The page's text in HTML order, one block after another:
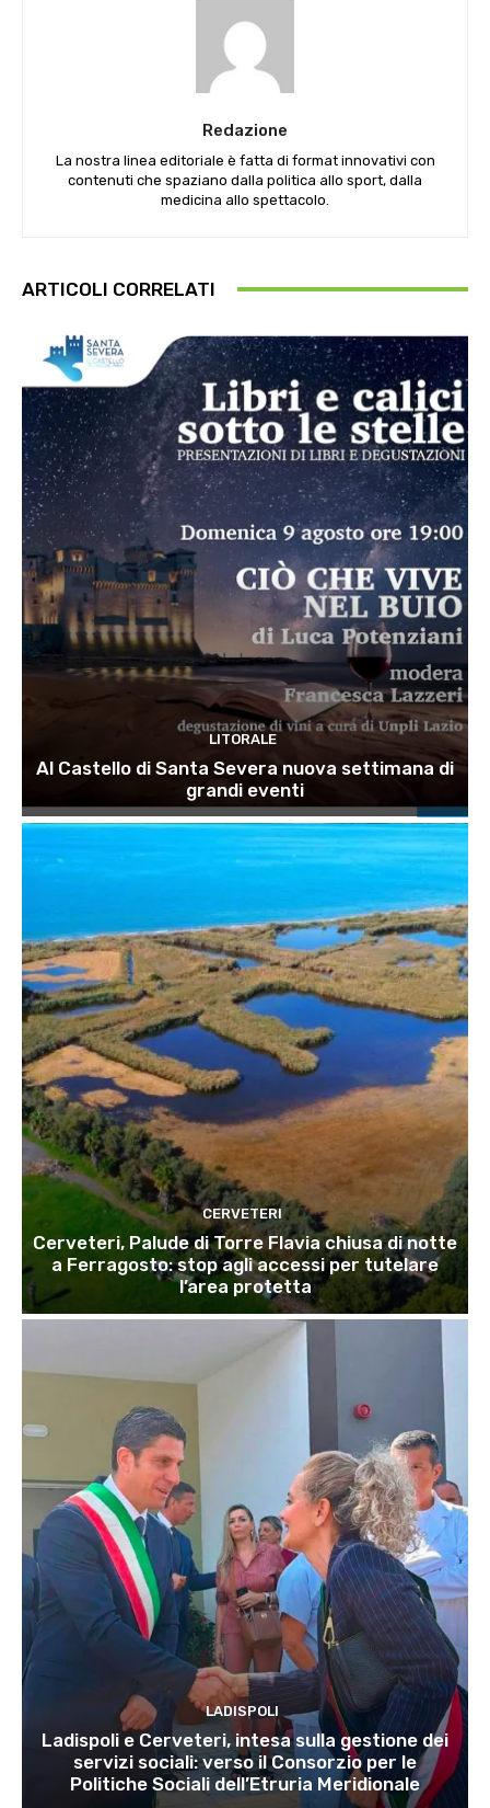
Redazione
La nostra linea editoriale è fatta di format innovativi con
contenuti che spaziano dalla politica allo sport, dalla
medicina allo spettacolo.
ARTICOLI CORRELATI
LITORALE
Al Castello di Santa Severa nuova settimana di
grandi eventi
CERVETERI
Cerveteri, Palude di Torre Flavia chiusa di notte
a Ferragosto: stop agli accessi per tutelare
l’area protetta
LADISPOLI
Ladispoli e Cerveteri, intesa sulla gestione dei
servizi sociali: verso il Consorzio per le
Politiche Sociali dell’Etruria Meridionale